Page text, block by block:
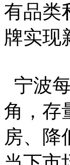
有品类
牌实现
宁波
角，存
房、降